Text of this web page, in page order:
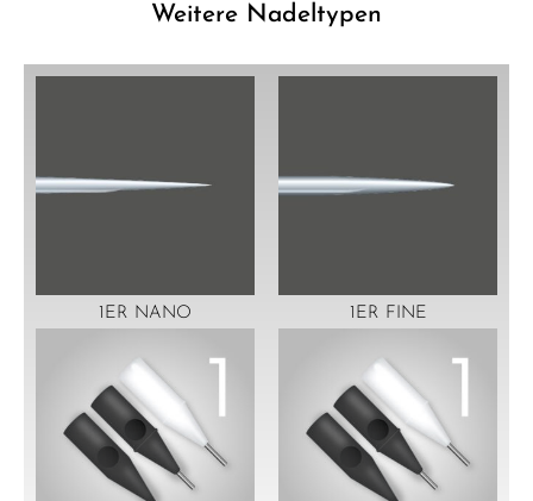
Weitere Nadeltypen
1ER NANO 1ER FINE